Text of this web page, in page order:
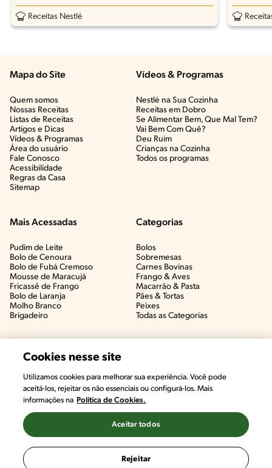
Receitas Nestlé
Mapa do Site
Quem somos
Nossas Receitas
Listas de Receitas​
Artigos e Dicas​
Vídeos & Programas​
Área do usuário
Fale Conosco
Acessibilidade
Regras da Casa
Sitemap
Vídeos & Programas​
Nestlé na Sua Cozinha
Receitas em Dobro
Se Alimentar Bem, Que Mal Tem?​
Vai Bem Com Quê?​
Deu Ruim​
Crianças na Cozinha​
Todos os programas
Mais Acessadas
Pudim de Leite
Bolo de Cenoura
Bolo de Fubá Cremoso
Mousse de Maracujá
Fricassê de Frango
Bolo de Laranja
Molho Branco
Brigadeiro
Categorias
Bolos
Sobremesas
Carnes Bovinas​
Frango & Aves​
Macarrão & Pasta​
Pães & Tortas​
Peixes
Todas as Categorias
Cookies nesse site
Utilizamos cookies para melhorar sua experiência. Você pode
aceitá-los, rejeitar os não essenciais ou configurá-los. Mais
informações na Política de Cookies.
Rejeitar
Aceitar todos